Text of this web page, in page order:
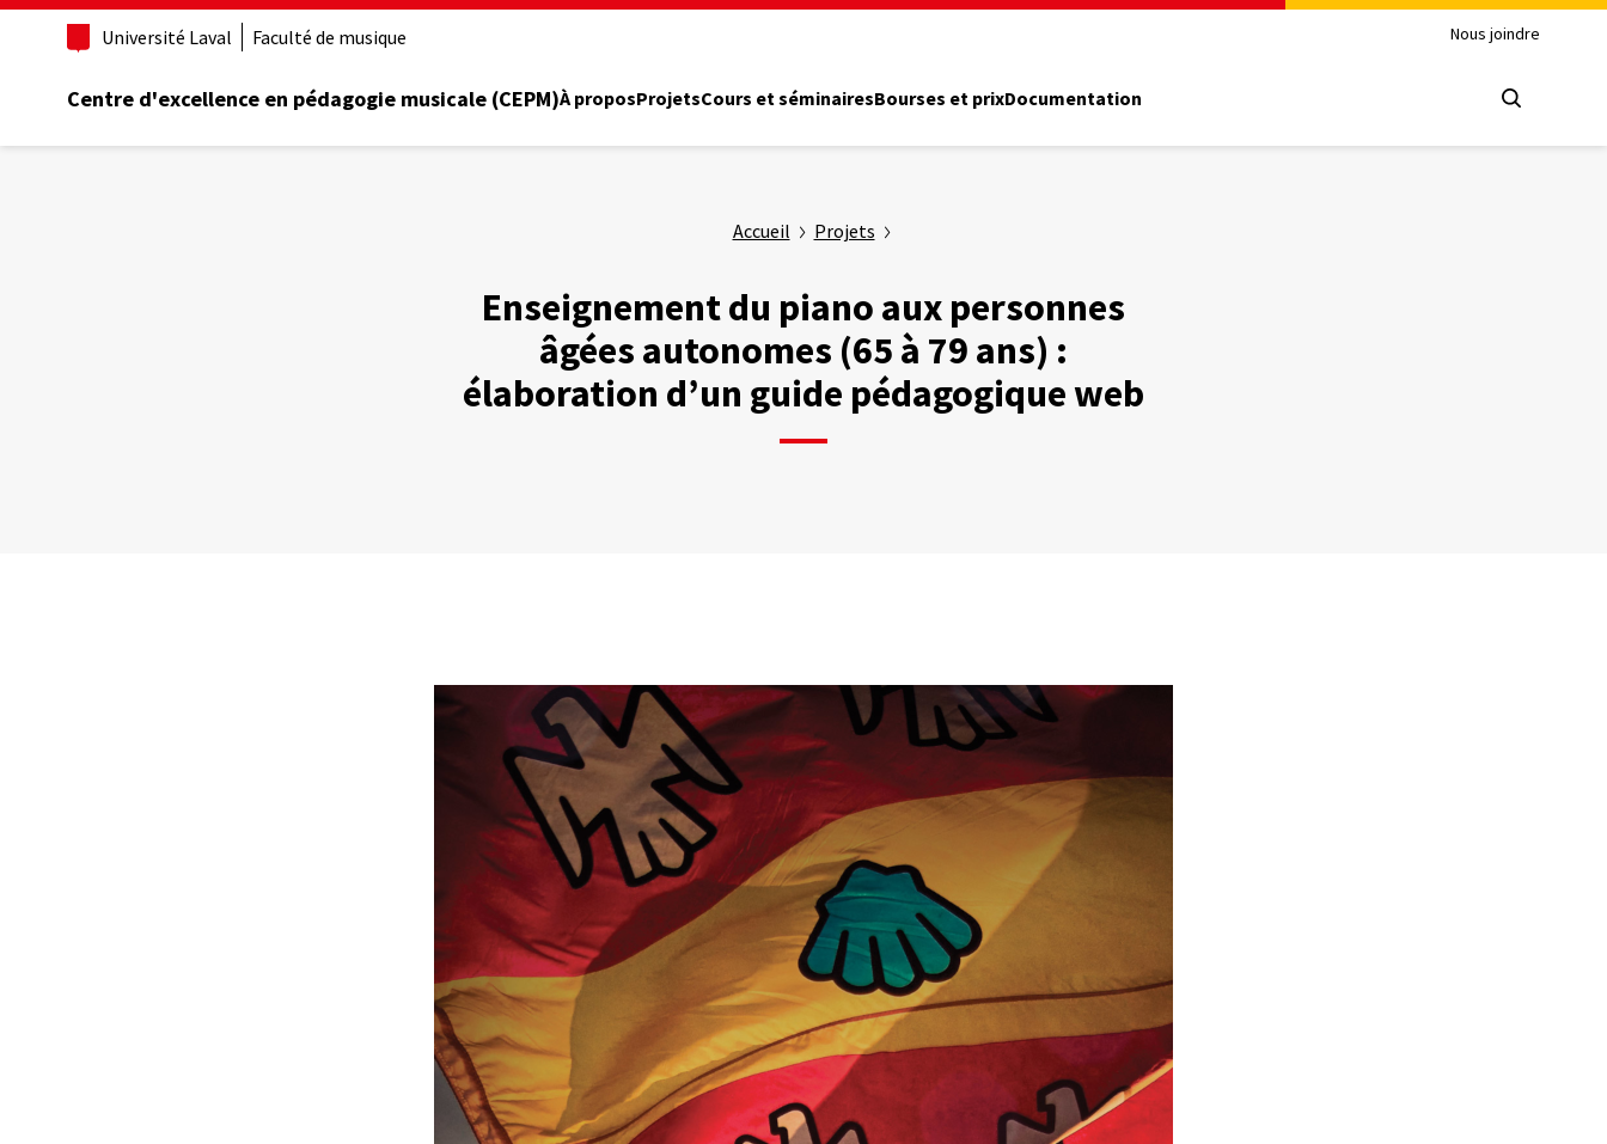
Aller
principal
Université Laval Faculté de musique Nous joindre
Centre d'excellence en pédagogie musicale (CEPM)À proposProjetsCours et séminairesBourses et prixDocumentation
Accueil Projets
Enseignement du piano aux personnes
âgées autonomes (65 à 79 ans) :
élaboration d’un guide pédagogique web